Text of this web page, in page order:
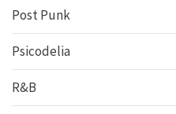
Post Punk
Psicodelia
R&B